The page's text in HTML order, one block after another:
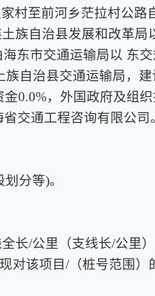
村至前河乡茫拉村公路
族自治县发展和改革局
东市交通运输局以 东
自治县交通运输局，
0.0%，外国政府及组
交通工程咨询有限公
分等)。
长/公里（支线长/公里
对该项目/（桩号范围）